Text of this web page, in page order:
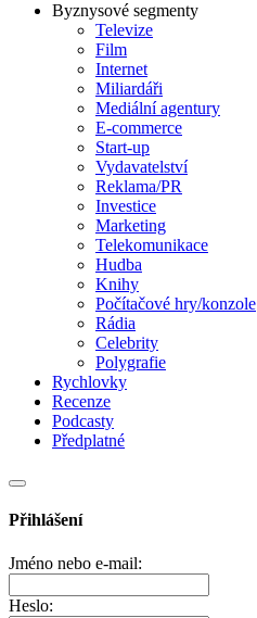
Byznysové segmenty
Televize
Film
Internet
Miliardáři
Mediální agentury
E-commerce
Start-up
Vydavatelství
Reklama/PR
Investice
Marketing
Telekomunikace
Hudba
Knihy
Počítačové hry/konzole
Rádia
Celebrity
Polygrafie
Rychlovky
Recenze
Podcasty
Předplatné
Přihlášení
Jméno nebo e-mail:
Heslo: